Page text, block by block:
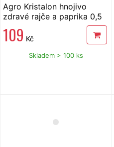
Agro Kristalon hnojivo
zdravé rajče a paprika 0,5
109 Kč
Skladem > 100 ks